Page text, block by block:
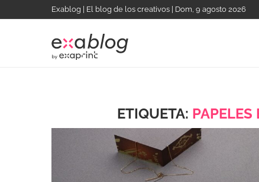
Exablog | El blog de los creativos | Dom, 9 agosto 2026
ETIQUETA: PAPELES